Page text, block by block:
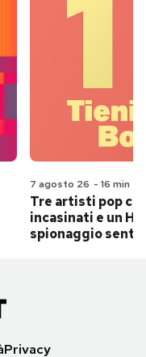
7 agosto 26 - 16 min
Tre artisti pop
incasinati e un
spionaggio
Privacy